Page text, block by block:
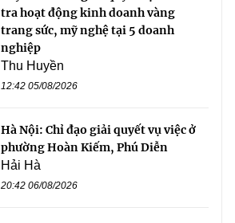
tra hoạt động kinh doanh vàng
trang sức, mỹ nghệ tại 5 doanh
nghiệp
Thu Huyền
12:42 05/08/2026
Hà Nội: Chỉ đạo giải quyết vụ việc ở
phường Hoàn Kiếm, Phú Diễn
Hải Hà
20:42 06/08/2026